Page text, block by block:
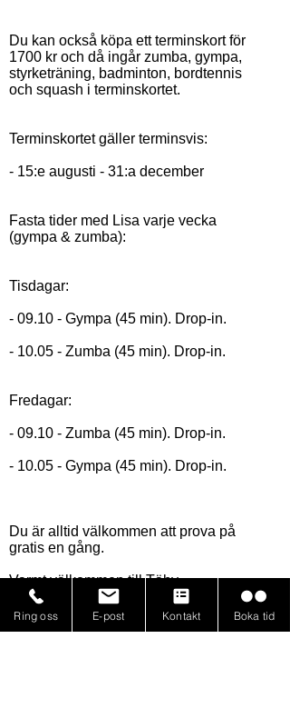
Du kan också köpa ett terminskort för
1700 kr och då ingår zumba, gympa,
styrketräning, badminton, bordtennis
och squash i terminskortet.
Terminskortet gäller terminsvis:
- 15:e augusti - 31:a december
Fasta tider med Lisa varje vecka
(gympa & zumba):
Tisdagar:
- 09.10 - Gympa (45 min). Drop-in.
- 10.05 - Zumba (45 min). Drop-in.
Fredagar:
- 09.10 - Zumba (45 min). Drop-in.
- 10.05 - Gympa (45 min). Drop-in.
Du är alltid välkommen att prova på
gratis en gång.
Varmt välkommen till Täby
RacketCenter!
Ring oss E-post Kontakt Boka tid